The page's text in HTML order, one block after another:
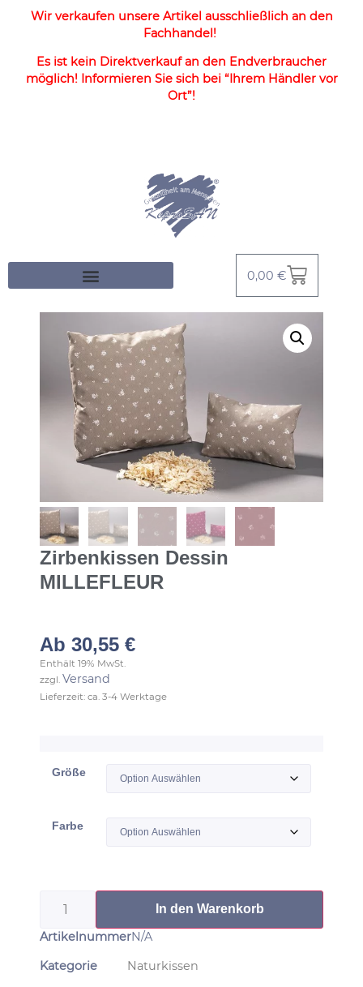
Wir verkaufen unsere Artikel ausschließlich an den
Fachhandel!
Es ist kein Direktverkauf an den Endverbraucher
möglich! Informieren Sie sich bei “Ihrem Händler vor
Ort”!
0,00€
Zirbenkissen Dessin
MILLEFLEUR
Ab 30,55 €
Enthält 19% MwSt.
zzgl. Versand
Lieferzeit: ca. 3-4 Werktage
Größe
Farbe
In den Warenkorb
ArtikelnummerN/A
Kategorie
Naturkissen